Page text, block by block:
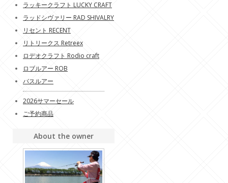
ラッキークラフト LUCKY CRAFT
ラッドシヴァリー RAD SHIVALRY
リセント RECENT
リトリークス Retreex
ロデオクラフト Rodio craft
ロブルアー ROB
バスルアー
2026サマーセール
ご予約商品
About the owner